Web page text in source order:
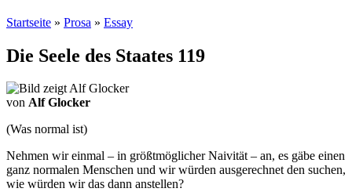
Startseite » Prosa » Essay
Die Seele des Staates 119
von Alf Glocker
(Was normal ist)
Nehmen wir einmal – in größtmöglicher Naivität – an, es gäbe einen
ganz normalen Menschen und wir würden ausgerechnet den suchen,
wie würden wir das dann anstellen?